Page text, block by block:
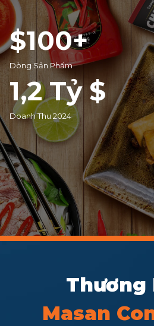
PHÁT TRIỂN BỀN VỮNG
LIÊN HỆ
MUA HÀNG
$100+
Dòng Sản Phẩm
1,2Tỷ $
Doanh Thu 2024
Thương
Masan